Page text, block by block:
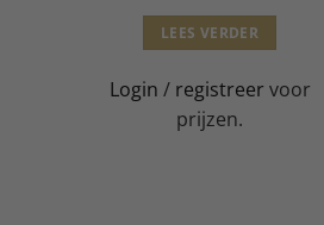
LEES VERDER
Login / registreer voor
prijzen.